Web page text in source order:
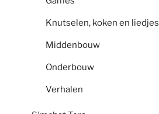
Knutselen, koken en liedjes
Middenbouw
Onderbouw
Verhalen